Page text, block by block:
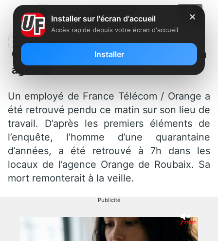
Orange : un employé pendu dans son
agence
Un employé de France Télécom / Orange a
été retrouvé pendu ce matin sur son lieu de
travail. D’après les premiers éléments de
l’enquête, l’homme d’une quarantaine
d’années, a été retrouvé à 7h dans les
locaux de l’agence Orange de Roubaix. Sa
mort remonterait à la veille.
Publicité
✕
Installer sur l'écran d'accueil
Accès rapide depuis votre écran d'accueil
Installer